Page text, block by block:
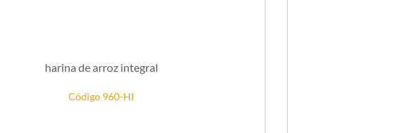
harina de arroz integral
Código 960-HI